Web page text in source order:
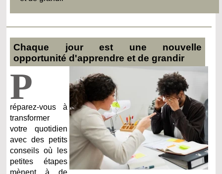
Chaque jour est une nouvelle
opportunité d'apprendre et de grandir
P
réparez-vous à
transformer
votre quotidien
avec des petits
conseils où les
petites étapes
mènent à de